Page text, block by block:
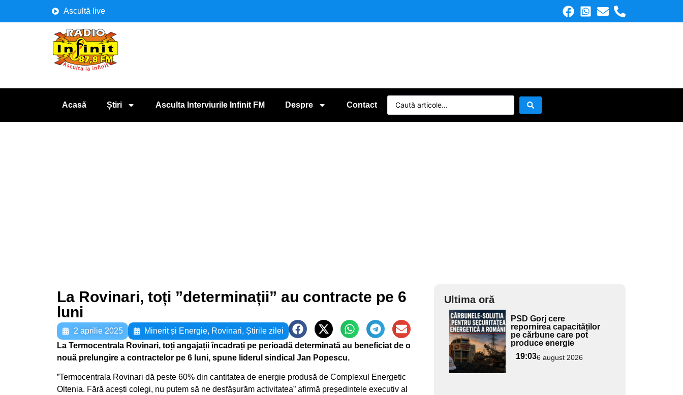
Ascultă live
Acasă Știri Asculta Interviurile Infinit FM Despre Contact
La Rovinari, toți ”determinații” au contracte pe 6
luni
2 aprilie 2025 Minerit și Energie, Rovinari, Știrile zilei
La Termocentrala Rovinari, toți angajații încadrați pe perioadă determinată au beneficiat de o
nouă prelungire a contractelor pe 6 luni, spune liderul sindical Jan Popescu.
”Termocentrala Rovinari dă peste 60% din cantitatea de energie produsă de Complexul Energetic
Oltenia. Fără acești colegi, nu putem să ne desfășurăm activitatea” afirmă președintele executiv al
Ultima oră
Adaugă
aici textul
pentru
subtitlu
PSD Gorj cere
repornirea capacităților
pe cărbune care pot
produce energie
19:036 august 2026